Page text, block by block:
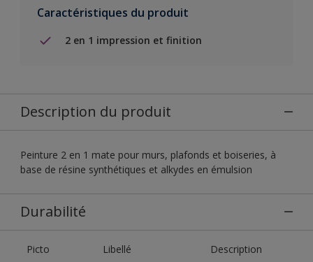
Caractéristiques du produit
2 en 1 impression et finition
Description du produit
Peinture 2 en 1 mate pour murs, plafonds et boiseries, à
base de résine synthétiques et alkydes en émulsion
Durabilité
Picto Libellé Description